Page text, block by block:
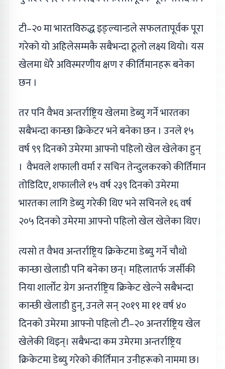
टी–२० मा भारतविरुद्ध इङ्ल्यान्डले सफलतापूर्वक पूरा
गरेको यो अहिलेसम्मकै सबैभन्दा ठूलो लक्ष्य थियो। यस
खेलमा धेरै अविस्मरणीय क्षण र कीर्तिमानहरू बनेका
छन ।
तर पनि वैभव अन्तर्राष्ट्रिय खेलमा डेब्यु गर्ने भारतका
सबैभन्दा कान्छा क्रिकेटर भने बनेका छन । उनले १५
वर्ष ९९ दिनको उमेरमा आफ्नो पहिलो खेल खेलेका हुन्
। वैभवले शफाली वर्मा र सचिन तेन्दुलकरको कीर्तिमान
तोडिदिए, शफालीले १५ वर्ष २३९ दिनको उमेरमा
भारतका लागि डेब्यु गरेकी थिए भने सचिनले १६ वर्ष
२०५ दिनको उमेरमा आफ्नो पहिलो खेल खेलेका थिए।
त्यसो त वैभव अन्तर्राष्ट्रिय क्रिकेटमा डेब्यु गर्ने चौथो
कान्छा खेलाडी पनि बनेका छन्। महिलातर्फ जर्सीकी
निया शार्लोट ग्रेग अन्तर्राष्ट्रिय क्रिकेट खेल्ने सबैभन्दा
कान्छी खेलाडी हुन्, उनले सन् २०१९ मा ११ वर्ष ४०
दिनको उमेरमा आफ्नो पहिलो टी–२० अन्तर्राष्ट्रिय खेल
खेलेकी थिइन्। सबैभन्दा कम उमेरमा अन्तर्राष्ट्रिय
क्रिकेटमा डेब्यु गरेको कीर्तिमान उनीहरूको नाममा छ।